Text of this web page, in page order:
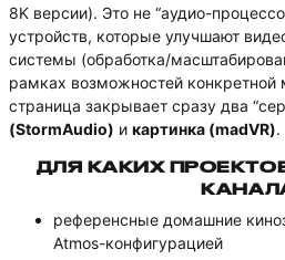
8K версии). Это не “аудио-
устройств, которые улучшают
системы (обработка/
рамках возможностей конкретной
страница закрывает сразу два
(StormAudio) и картинка (madVR).
ДЛЯ КАКИХ
референсные домашние
Atmos-конфигурацией